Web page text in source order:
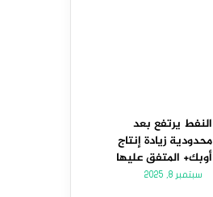
النفط يرتفع بعد
محدودية زيادة إنتاج
أوبك+ المتفق عليها
سبتمبر 8, 2025